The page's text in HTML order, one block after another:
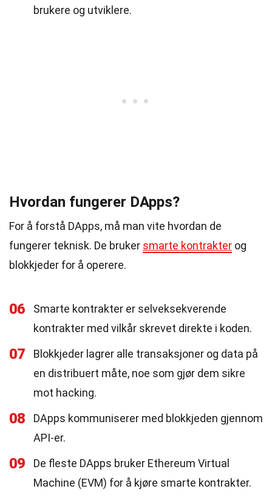
brukere og utviklere.
Hvordan fungerer DApps?
For å forstå DApps, må man vite hvordan de
fungerer teknisk. De bruker smarte kontrakter og
blokkjeder for å operere.
06
Smarte kontrakter er selveksekverende
kontrakter med vilkår skrevet direkte i koden.
07
Blokkjeder lagrer alle transaksjoner og data på
en distribuert måte, noe som gjør dem sikre
mot hacking.
08
DApps kommuniserer med blokkjeden gjennom
API-er.
09
De fleste DApps bruker Ethereum Virtual
Machine (EVM) for å kjøre smarte kontrakter.